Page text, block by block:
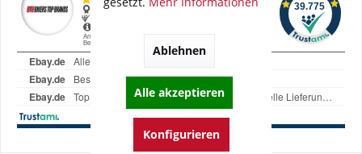
Ablehnen
Alle akzeptieren
Konfigurieren